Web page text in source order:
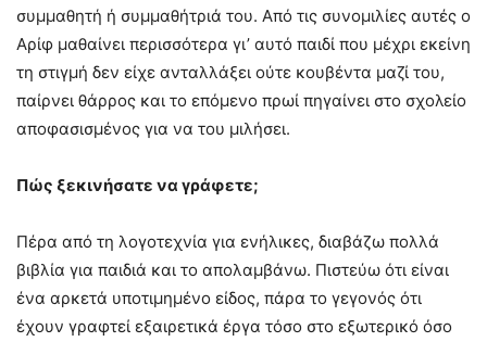
συμμαθητή ή συμμαθήτριά του. Από τις συνομιλίες αυτές ο
Αρίφ μαθαίνει περισσότερα γι’ αυτό παιδί που μέχρι εκείνη
τη στιγμή δεν είχε ανταλλάξει ούτε κουβέντα μαζί του,
παίρνει θάρρος και το επόμενο πρωί πηγαίνει στο σχολείο
αποφασισμένος για να του μιλήσει.
Πώς ξεκινήσατε να γράφετε;
Πέρα από τη λογοτεχνία για ενήλικες, διαβάζω πολλά
βιβλία για παιδιά και το απολαμβάνω. Πιστεύω ότι είναι
ένα αρκετά υποτιμημένο είδος, πάρα το γεγονός ότι
έχουν γραφτεί εξαιρετικά έργα τόσο στο εξωτερικό όσο